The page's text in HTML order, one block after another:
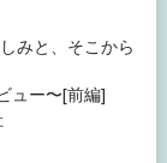
みと、そこから
ュー〜[前編]